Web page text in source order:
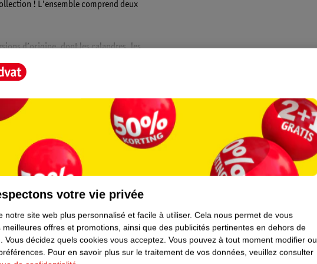
! L'ensemble comprend deux
d’origine, dont les calandres, les
Tu as construit les voitures et tu
l’application LEGO Builder, qui offre une
votre vie privée
notre site web plus personnalisé et facile à utiliser. Cela nous permet de vous
meilleures offres et promotions, ainsi que des publicités pertinentes en dehors de
Vous décidez quels cookies vous acceptez. Vous pouvez à tout moment modifier ou
Pour en savoir plus sur le traitement de vos données, veuillez consulter